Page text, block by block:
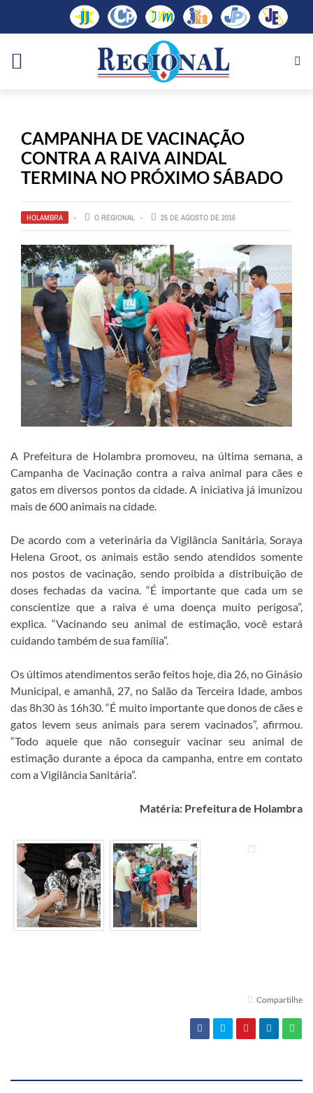
CAMPANHA DE VACINAÇÃO
CONTRA A RAIVA AINDAL
TERMINA NO PRÓXIMO SÁBADO
HOLAMBRA O REGIONAL 25 DE AGOSTO DE 2016
A Prefeitura de Holambra promoveu, na última semana, a
Campanha de Vacinação contra a raiva animal para cães e
gatos em diversos pontos da cidade. A iniciativa já imunizou
mais de 600 animais na cidade.
De acordo com a veterinária da Vigilância Sanitária, Soraya
Helena Groot, os animais estão sendo atendidos somente
nos postos de vacinação, sendo proibida a distribuição de
doses fechadas da vacina. “É importante que cada um se
conscientize que a raiva é uma doença muito perigosa”,
explica. “Vacinando seu animal de estimação, você estará
cuidando também de sua família”.
Os últimos atendimentos serão feitos hoje, dia 26, no Ginásio
Municipal, e amanhã, 27, no Salão da Terceira Idade, ambos
das 8h30 às 16h30. “É muito importante que donos de cães e
gatos levem seus animais para serem vacinados”, afirmou.
“Todo aquele que não conseguir vacinar seu animal de
estimação durante a época da campanha, entre em contato
com a Vigilância Sanitária”.
Matéria: Prefeitura de Holambra
Compartilhe